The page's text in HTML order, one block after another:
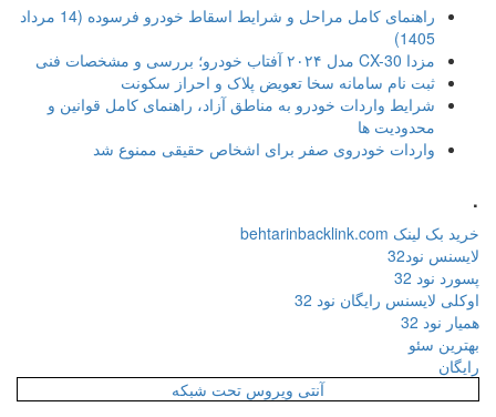
راهنمای کامل مراحل و شرایط اسقاط خودرو فرسوده (14 مرداد
1405)
مزدا CX-30 مدل ۲۰۲۴ آفتاب خودرو؛ بررسی و مشخصات فنی
ثبت نام سامانه سخا تعویض پلاک و احراز سکونت
شرایط واردات خودرو به مناطق آزاد، راهنمای کامل قوانین و
محدودیت ها
واردات خودروی صفر برای اشخاص حقیقی ممنوع شد
خرید بک لینک behtarinbacklink.com
لایسنس نود32
پسورد نود 32
اوکلی لایسنس رایگان نود 32
همیار نود 32
بهترین سئو
رایگان
آنتی ویروس تحت شبکه